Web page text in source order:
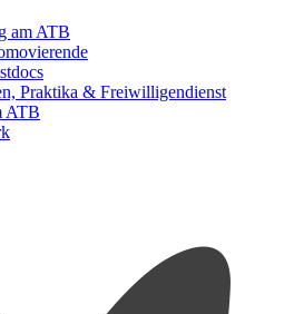
am ATB
Praktika & Freiwilligendienst
ATB